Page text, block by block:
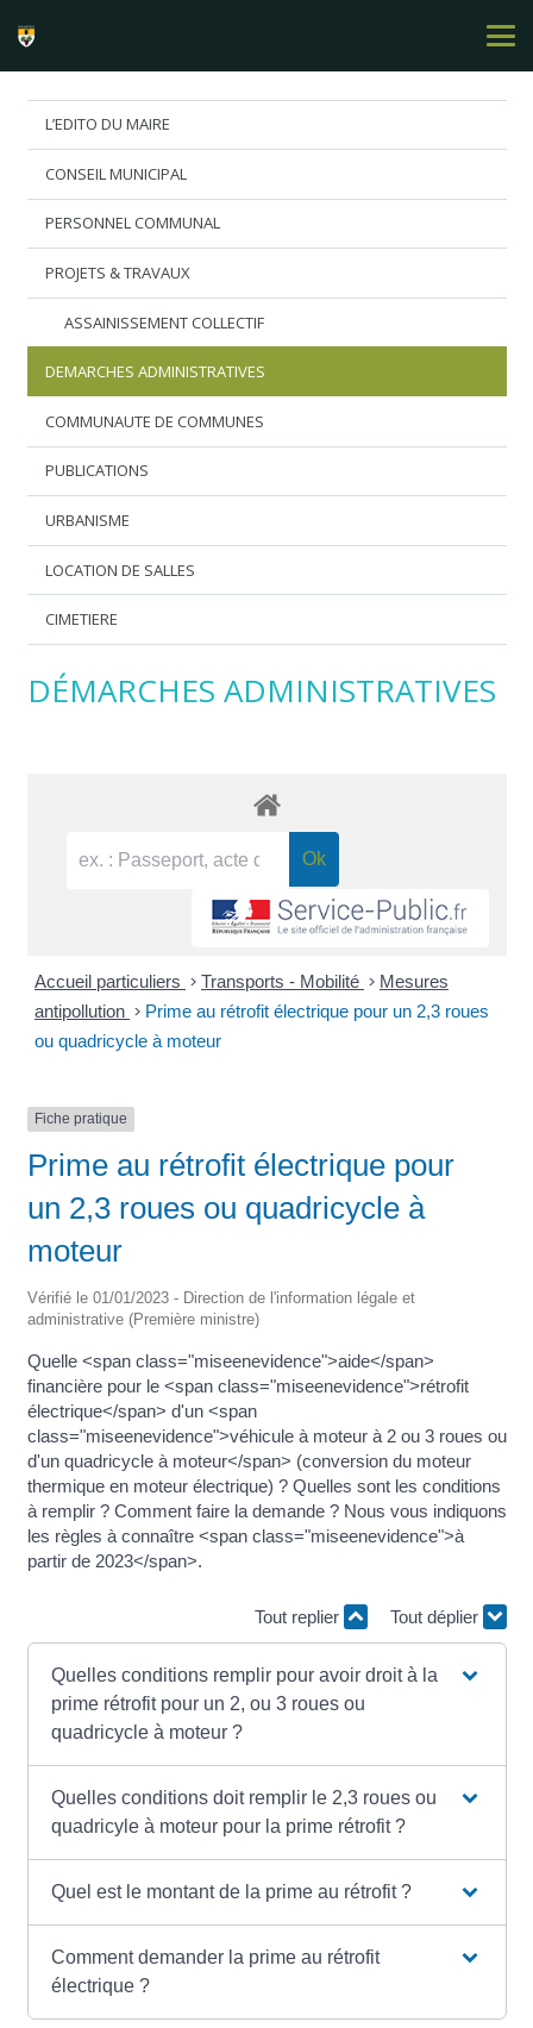
L’EDITO DU MAIRE
CONSEIL MUNICIPAL
PERSONNEL COMMUNAL
PROJETS & TRAVAUX
ASSAINISSEMENT COLLECTIF
DEMARCHES ADMINISTRATIVES
COMMUNAUTE DE COMMUNES
PUBLICATIONS
URBANISME
LOCATION DE SALLES
CIMETIERE
DÉMARCHES ADMINISTRATIVES
Accueil particuliers > Transports - Mobilité > Mesures
antipollution > Prime au rétrofit électrique pour un 2,3 roues
ou quadricycle à moteur
Fiche pratique
Prime au rétrofit électrique pour
un 2,3 roues ou quadricycle à
moteur
Vérifié le 01/01/2023 - Direction de l'information légale et
administrative (Première ministre)
Quelle <span class="miseenevidence">aide</span>
financière pour le <span class="miseenevidence">rétrofit
électrique</span> d'un <span
class="miseenevidence">véhicule à moteur à 2 ou 3 roues ou
d'un quadricycle à moteur</span> (conversion du moteur
thermique en moteur électrique) ? Quelles sont les conditions
à remplir ? Comment faire la demande ? Nous vous indiquons
les règles à connaître <span class="miseenevidence">à
partir de 2023</span>.
Tout replier Tout déplier
Quelles conditions remplir pour avoir droit à la
prime rétrofit pour un 2, ou 3 roues ou
quadricycle à moteur ?
Quelles conditions doit remplir le 2,3 roues ou
quadricyle à moteur pour la prime rétrofit ?
Quel est le montant de la prime au rétrofit ?
Comment demander la prime au rétrofit
électrique ?